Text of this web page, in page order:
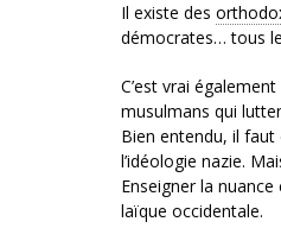
Il existe des
démocrates… tous
C’est vrai
musulmans qui
Bien entendu, il faut
l’idéologie nazie.
Enseigner la
laïque occidentale.